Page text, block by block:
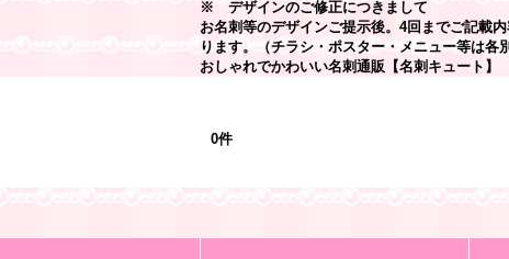
※ デザインのご修正につきまして
お名刺等のデザインご提示後。4回までご記載
ります。（チラシ・ポスター・メニュー等は各
おしゃれでかわいい名刺通販【名刺キュート】
0件